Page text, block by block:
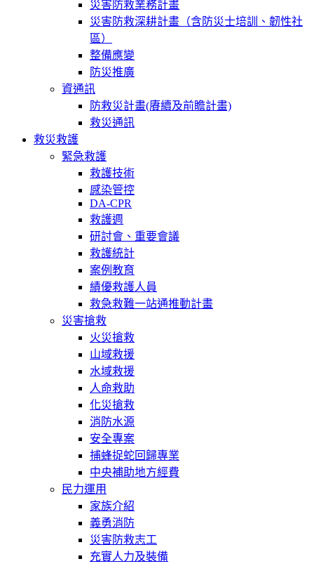
災害防救業務計畫
災害防救深耕計畫（含防災士培訓、韌性社
區）
整備應變
防災推廣
資通訊
防救災計畫(賡續及前瞻計畫)
救災通訊
救災救護
緊急救護
救護技術
感染管控
DA-CPR
救護週
研討會、重要會議
救護統計
案例教育
績優救護人員
救急救難一站通推動計畫
災害搶救
火災搶救
山域救援
水域救援
人命救助
化災搶救
消防水源
安全專案
捕蜂捉蛇回歸專業
中央補助地方經費
民力運用
家族介紹
義勇消防
災害防救志工
充實人力及裝備